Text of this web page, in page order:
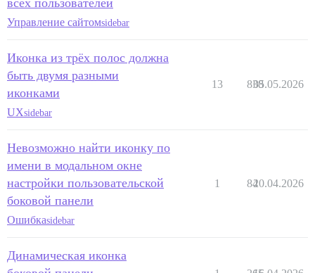
всех пользователей
Управление сайтомsidebar
Иконка из трёх полос должна
быть двумя разными
иконками
UXsidebar
13 838
05.05.2026
Невозможно найти иконку по
имени в модальном окне
настройки пользовательской
боковой панели
Ошибкаsidebar
1 8420.04.2026
Динамическая иконка